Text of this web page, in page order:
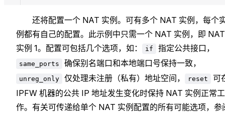
还将配置一个 NAT 实例。可有多个 NAT 实例，每个
例都有自己的配置。此示例中只需一个 NAT 实例，即 NAT
实例 1。配置可包括几个选项，如：
if 指定公共接口，
same_ports 确保别名端口和本地端口号保持一致，
unreg_only 仅处理未注册（私有）地址空间， reset
可
IPFW 机器的公共 IP 地址发生变化时保持 NAT 实例正常工
作。有关可传递给单个 NAT 实例配置的所有可能选项，参